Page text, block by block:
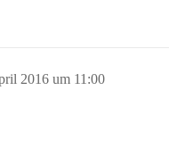
2016 um 11:00